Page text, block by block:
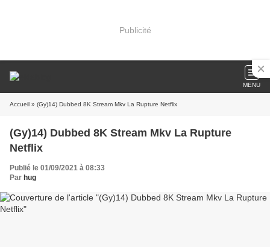
Publicité
MENU
Accueil » (Gy)14) Dubbed 8K Stream Mkv La Rupture Netflix
(Gy)14) Dubbed 8K Stream Mkv La Rupture
Netflix
Publié le 01/09/2021 à 08:33
Par hug